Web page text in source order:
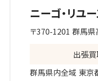
ニーゴ・リユ
〒370-1201 群馬
出張
群馬県内全域 東京